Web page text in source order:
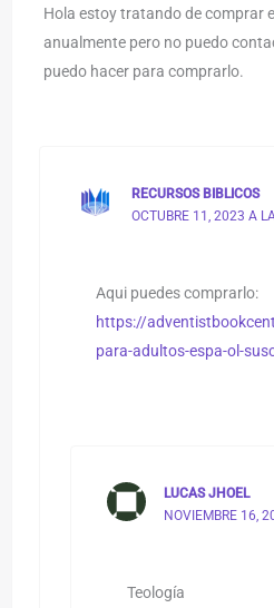
Hola estoy tratando de comprar
anualmente pero no puedo
puedo hacer para comprarlo.
RECURSOS BIBLICOS
OCTUBRE 11, 2023 A
Aqui puedes comprarlo:
https://
para-adultos-espa-ol-
LUCAS JHOEL
NOVIEMBRE 16,
Teología